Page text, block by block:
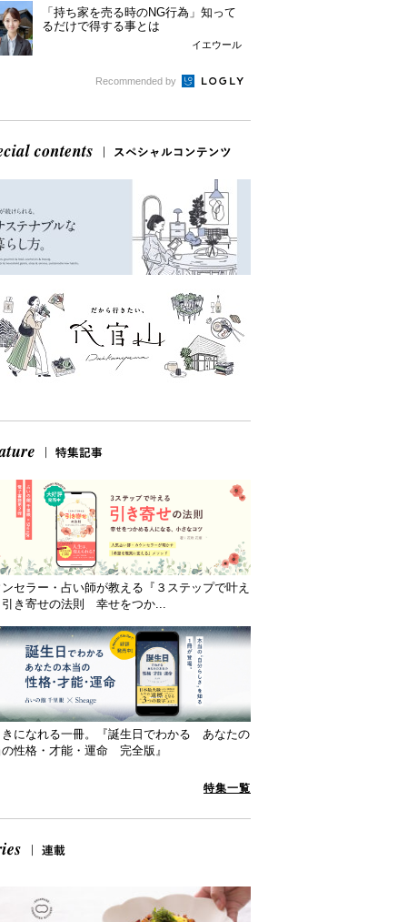
「持ち家を売る時のNG行為」知って
るだけで得する事とは
イエウール
Recommended by
セラー・占い師が教える『３ステップで叶え
き寄せの法則 幸せをつか...
きになれる一冊。『誕生日でわかる あなたの
性格・才能・運命 完全版』
特集一覧